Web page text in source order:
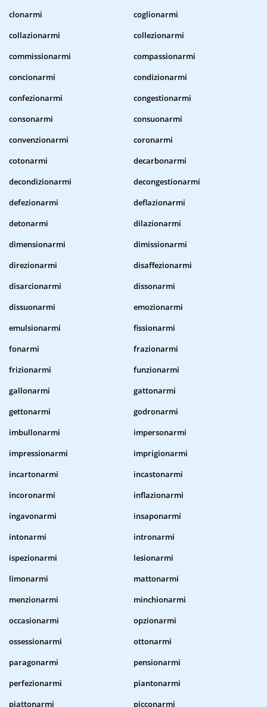
clonarmi
coglionarmi
collazionarmi
collezionarmi
commissionarmi
compassionarmi
concionarmi
condizionarmi
confezionarmi
congestionarmi
consonarmi
consuonarmi
convenzionarmi
coronarmi
cotonarmi
decarbonarmi
decondizionarmi
decongestionarmi
defezionarmi
deflazionarmi
detonarmi
dilazionarmi
dimensionarmi
dimissionarmi
direzionarmi
disaffezionarmi
disarcionarmi
dissonarmi
dissuonarmi
emozionarmi
emulsionarmi
fissionarmi
fonarmi
frazionarmi
frizionarmi
funzionarmi
gallonarmi
gattonarmi
gettonarmi
godronarmi
imbullonarmi
impersonarmi
impressionarmi
imprigionarmi
incartonarmi
incastonarmi
incoronarmi
inflazionarmi
ingavonarmi
insaponarmi
intonarmi
intronarmi
ispezionarmi
lesionarmi
limonarmi
mattonarmi
menzionarmi
minchionarmi
occasionarmi
opzionarmi
ossessionarmi
ottonarmi
paragonarmi
pensionarmi
perfezionarmi
piantonarmi
piattonarmi
picconarmi